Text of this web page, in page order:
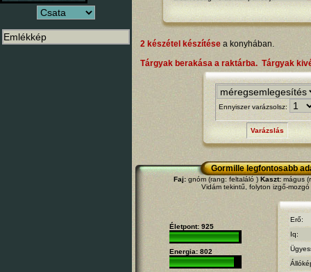
2 készétel készítése a konyhában.
Tárgyak berakása a raktárba. Tárgyak
Ennyiszer varázsolsz:
Varázslás
Gormille legfontosabb
Faj:gnóm (rang: feltaláló ) Kaszt:mágus
Vidám tekintű, folyton izgő-
Életpont: 925
Energia: 802
Erő:
Iq: